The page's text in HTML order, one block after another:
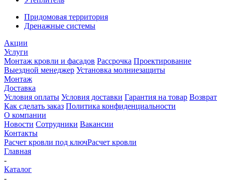
Придомовая территория
Дренажные системы
Акции
Услуги
Монтаж кровли и фасадов Рассрочка Проектирование
Выездной менеджер Установка молниезащиты
Монтаж
Доставка
Условия оплаты Условия доставки Гарантия на товар Возврат
Как сделать заказ Политика конфиденциальности
О компании
Новости Сотрудники Вакансии
Контакты
Расчет кровли под ключРасчет кровли
Главная
-
Каталог
-